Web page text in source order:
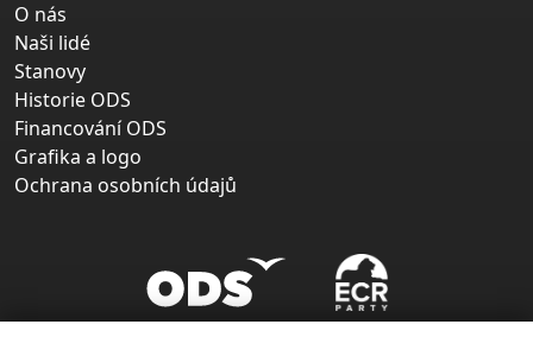
O nás
Naši lidé
Stanovy
Historie ODS
Financování ODS
Grafika a logo
Ochrana osobních údajů